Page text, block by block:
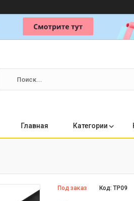
Главная Категории
Под заказ Код:TP09